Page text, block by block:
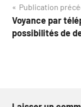
Navigation
de
Publication
Voyance par
possibilités de